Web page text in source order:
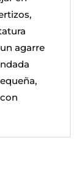
agarre